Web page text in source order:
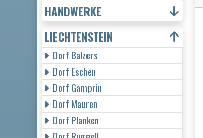
HANDWERKE
LIECHTENSTEIN
Dorf Balzers
Dorf Eschen
Dorf Gamprin
Dorf Mauren
Dorf Planken